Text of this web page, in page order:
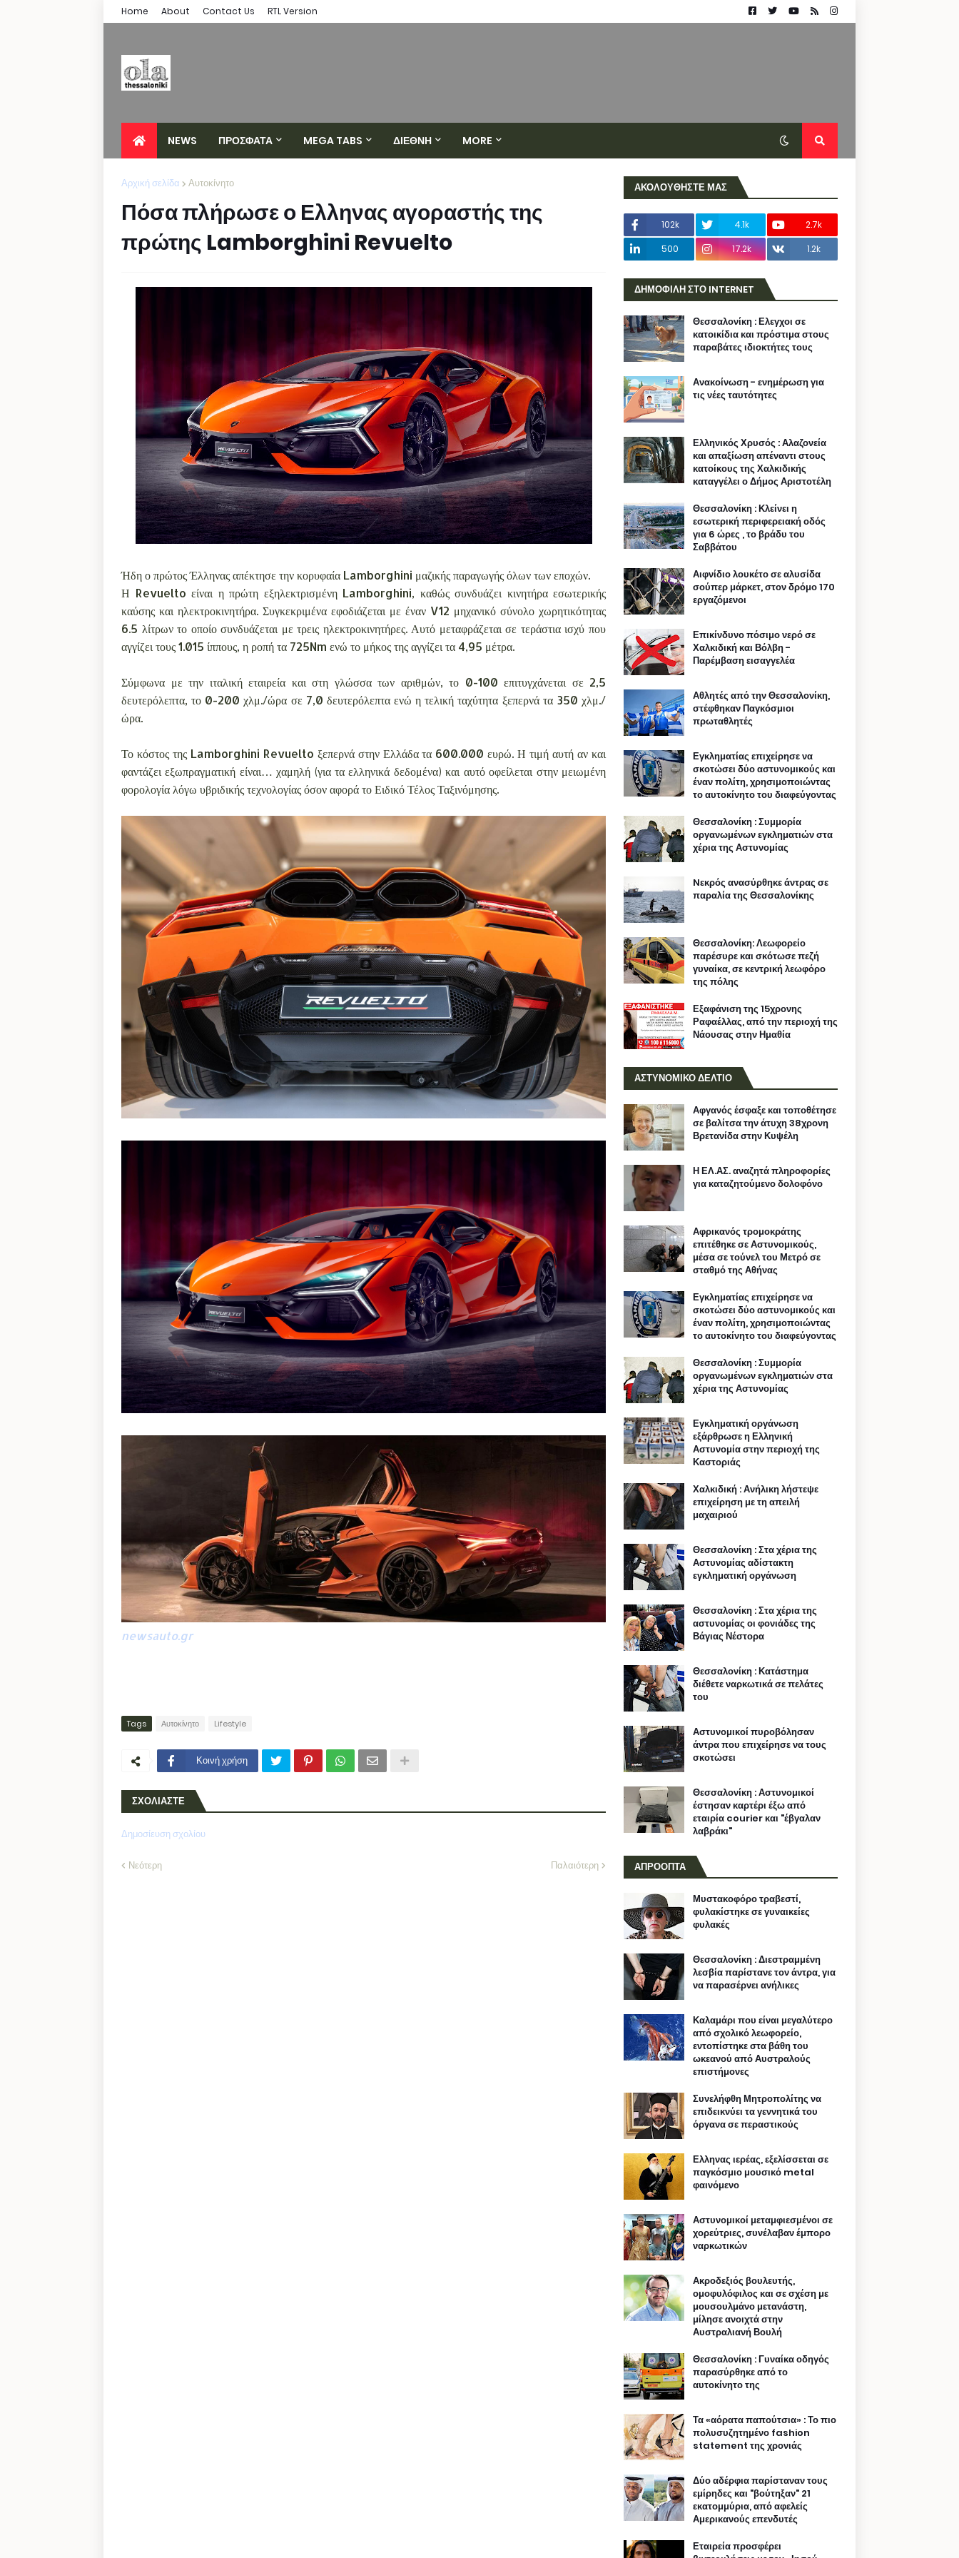
Home About Contact Us RTL Version
NEWS ΠΡΟΣΦΑΤΑ MEGA TABS ΔΙΕΘΝΗ MORE
Αρχική σελίδα Αυτοκίνητο
Πόσα πλήρωσε ο Ελληνας αγοραστής της
πρώτης Lamborghini Revuelto
Ήδη ο πρώτος Έλληνας απέκτησε την κορυφαία Lamborghini μαζικής παραγωγής όλων των εποχών.
Η Revuelto είναι η πρώτη εξηλεκτρισμένη Lamborghini, καθώς συνδυάζει κινητήρα εσωτερικής
καύσης και ηλεκτροκινητήρα. Συγκεκριμένα εφοδιάζεται με έναν V12 μηχανικό σύνολο χωρητικότητας
6.5 λίτρων το οποίο συνδυάζεται με τρεις ηλεκτροκινητήρες. Αυτό μεταφράζεται σε τεράστια ισχύ που
αγγίζει τους 1.015 ίππους, η ροπή τα 725Nm ενώ το μήκος της αγγίζει τα 4,95 μέτρα.
Σύμφωνα με την ιταλική εταιρεία και στη γλώσσα των αριθμών, το 0-100 επιτυγχάνεται σε 2,5
δευτερόλεπτα, το 0-200 χλμ./ώρα σε 7,0 δευτερόλεπτα ενώ η τελική ταχύτητα ξεπερνά τα 350 χλμ./
ώρα.
Το κόστος της Lamborghini Revuelto ξεπερνά στην Ελλάδα τα 600.000 ευρώ. Η τιμή αυτή αν και
φαντάζει εξωπραγματική είναι… χαμηλή (για τα ελληνικά δεδομένα) και αυτό οφείλεται στην μειωμένη
φορολογία λόγω υβριδικής τεχνολογίας όσον αφορά το Ειδικό Τέλος Ταξινόμησης.
newsauto.gr
Tags Αυτοκίνητο Lifestyle
Κοινή χρήση
ΣΧΟΛΙΑΣΤΕ
Δημοσίευση σχολίου
Νεότερη Παλαιότερη
ΑΚΟΛΟΥΘΗΣΤΕ ΜΑΣ
102k 4.1k
2.7k
500
17.2k 1.2k
ΔΗΜΟΦΙΛΗ ΣΤΟ INTERNET
Θεσσαλονίκη : Ελεγχοι σε
κατοικίδια και πρόστιμα στους
παραβάτες ιδιοκτήτες τους
Ανακοίνωση - ενημέρωση για
τις νέες ταυτότητες
Ελληνικός Χρυσός : Αλαζονεία
και απαξίωση απέναντι στους
κατοίκους της Χαλκιδικής
καταγγέλει ο Δήμος Αριστοτέλη
Θεσσαλονίκη : Κλείνει η
εσωτερική περιφερειακή οδός
για 6 ώρες , το βράδυ του
Σαββάτου
Αιφνίδιο λουκέτο σε αλυσίδα
σούπερ μάρκετ, στον δρόμο 170
εργαζόμενοι
Επικίνδυνο πόσιμο νερό σε
Χαλκιδική και Βόλβη -
Παρέμβαση εισαγγελέα
Αθλητές από την Θεσσαλονίκη,
στέφθηκαν Παγκόσμιοι
πρωταθλητές
Εγκληματίας επιχείρησε να
σκοτώσει δύο αστυνομικούς και
έναν πολίτη, χρησιμοποιώντας
το αυτοκίνητο του διαφεύγοντας
Θεσσαλονίκη : Συμμορία
οργανωμένων εγκληματιών στα
χέρια της Αστυνομίας
Nεκρός ανασύρθηκε άντρας σε
παραλία της Θεσσαλονίκης
Θεσσαλονίκη: Λεωφορείο
παρέσυρε και σκότωσε πεζή
γυναίκα, σε κεντρική λεωφόρο
της πόλης
Εξαφάνιση της 15χρονης
Ραφαέλλας, από την περιοχή της
Νάουσας στην Ημαθία
ΑΣΤΥΝΟΜΙΚΟ ΔΕΛΤΙΟ
Αφγανός έσφαξε και τοποθέτησε
σε βαλίτσα την άτυχη 38χρονη
Βρετανίδα στην Κυψέλη
Η ΕΛ.ΑΣ. αναζητά πληροφορίες
για καταζητούμενο δολοφόνο
Αφρικανός τρομοκράτης
επιτέθηκε σε Αστυνομικούς,
μέσα σε τούνελ του Μετρό σε
σταθμό της Αθήνας
Εγκληματίας επιχείρησε να
σκοτώσει δύο αστυνομικούς και
έναν πολίτη, χρησιμοποιώντας
το αυτοκίνητο του διαφεύγοντας
Θεσσαλονίκη : Συμμορία
οργανωμένων εγκληματιών στα
χέρια της Αστυνομίας
Εγκληματική οργάνωση
εξάρθρωσε η Ελληνική
Αστυνομία στην περιοχή της
Καστοριάς
Χαλκιδική : Ανήλικη λήστεψε
επιχείρηση με τη απειλή
μαχαιριού
Θεσσαλονίκη : Στα χέρια της
Αστυνομίας αδίστακτη
εγκληματική οργάνωση
Θεσσαλονίκη : Στα χέρια της
αστυνομίας οι φονιάδες της
Βάγιας Νέστορα
Θεσσαλονίκη : Κατάστημα
διέθετε ναρκωτικά σε πελάτες
του
Αστυνομικοί πυροβόλησαν
άντρα που επιχείρησε να τους
σκοτώσει
Θεσσαλονίκη : Αστυνομικοί
έστησαν καρτέρι έξω από
εταιρία courier και "έβγαλαν
λαβράκι"
ΑΠΡΟΟΠΤΑ
Μυστακοφόρο τραβεστί,
φυλακίστηκε σε γυναικείες
φυλακές
Θεσσαλονίκη : Διεστραμμένη
λεσβία παρίστανε τον άντρα, για
να παρασέρνει ανήλικες
Καλαμάρι που είναι μεγαλύτερο
από σχολικό λεωφορείο,
εντοπίστηκε στα βάθη του
ωκεανού από Αυστραλούς
επιστήμονες
Συνελήφθη Μητροπολίτης να
επιδεικνύει τα γεννητικά του
όργανα σε περαστικούς
Ελληνας ιερέας, εξελίσσεται σε
παγκόσμιο μουσικό metal
φαινόμενο
Αστυνομικοί μεταμφιεσμένοι σε
χορεύτριες, συνέλαβαν έμπορο
ναρκωτικών
Ακροδεξιός βουλευτής,
ομοφυλόφιλος και σε σχέση με
μουσουλμάνο μετανάστη,
μίλησε ανοιχτά στην
Αυστραλιανή Βουλή
Θεσσαλονίκη : Γυναίκα οδηγός
παρασύρθηκε από το
αυτοκίνητο της
Τα «αόρατα παπούτσια» : Το πιο
πολυσυζητημένο fashion
statement της χρονιάς
Δύο αδέρφια παρίσταναν τους
εμίρηδες και "βούτηξαν" 21
εκατομμύρια, από αφελείς
Αμερικανούς επενδυτές
Εταιρεία προσφέρει